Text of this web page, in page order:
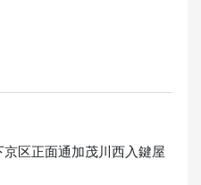
区正面通加茂川西入鍵屋